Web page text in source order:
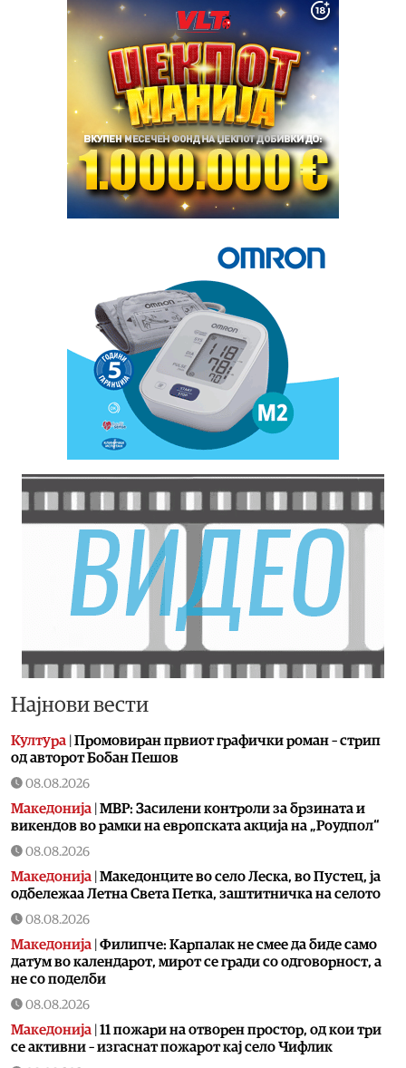
Најнови вести
Култура Промовиран првиот графички роман – стрип
од авторот Бобан Пешов
08.08.2026
Македонија МВР: Засилени контроли за брзината и
викендов во рамки на европската акција на „Роудпол“
08.08.2026
Македонија Македонците во село Леска, во Пустец, ја
одбележаа Летна Света Петка, заштитничка на селото
08.08.2026
Македонија Филипче: Карпалак не смее да биде само
датум во календарот, мирот се гради со одговорност, а
не со поделби
08.08.2026
Македонија 11 пожари на отворен простор, од кои три
се активни – изгаснат пожарот кај село Чифлик